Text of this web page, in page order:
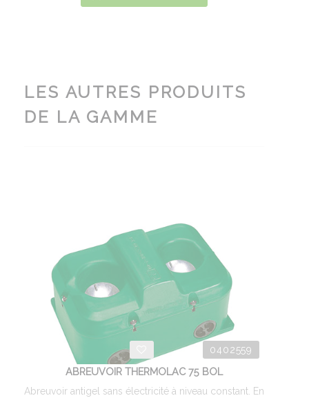
LES AUTRES PRODUITS
DE LA GAMME
0402559
ABREUVOIR THERMOLAC 75 BOL
Abreuvoir antigel sans électricité à niveau constant. En